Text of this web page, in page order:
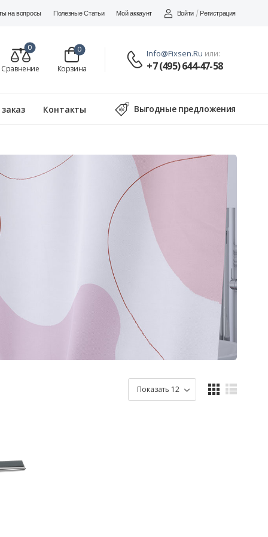
на вопросы Полезные Статьи Мой аккаунт Войти / Регистрация
0
Сравнение Корзина
0 Info@fixsen.ru или:
+7 (495) 644-47-58
Контакты Выгодные предложения